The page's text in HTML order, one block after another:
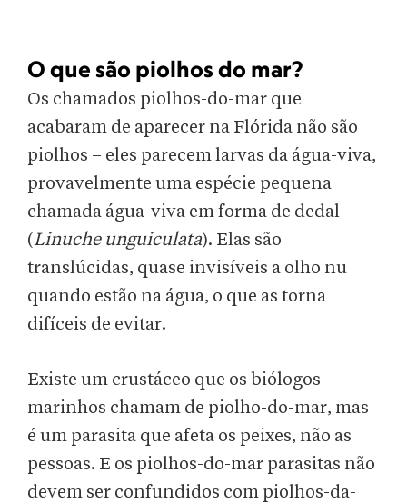
O que são piolhos do mar?
Os chamados piolhos-do-mar que
acabaram de aparecer na Flórida não são
piolhos – eles parecem larvas da água-viva,
provavelmente uma espécie pequena
chamada água-viva em forma de dedal
(Linuche unguiculata). Elas são
translúcidas, quase invisíveis a olho nu
quando estão na água, o que as torna
difíceis de evitar.
Existe um crustáceo que os biólogos
marinhos chamam de piolho-do-mar, mas
é um parasita que afeta os peixes, não as
pessoas. E os piolhos-do-mar parasitas não
devem ser confundidos com piolhos-da-